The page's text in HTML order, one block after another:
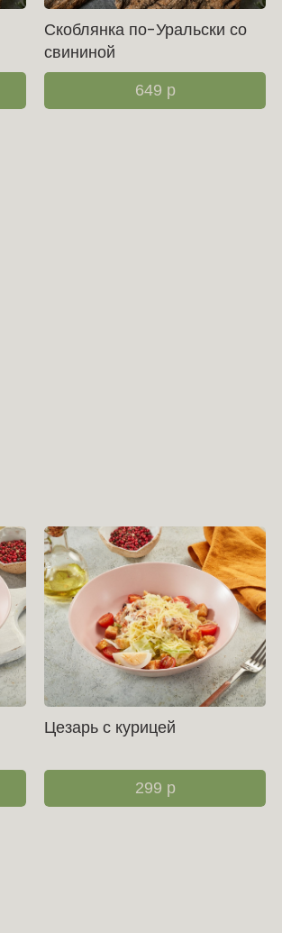
Скоблянка по-Уральски со
свининой
649 р
Цезарь с курицей
299 р